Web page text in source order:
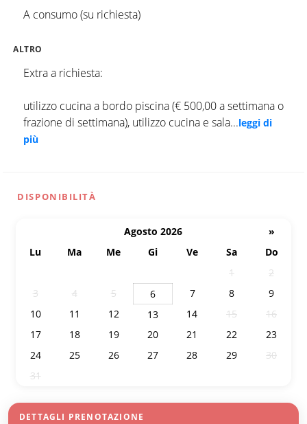
A consumo (su richiesta)
ALTRO
Extra a richiesta:
utilizzo cucina a bordo piscina (€ 500,00 a settimana o
frazione di settimana), utilizzo cucina e sala...leggi di
più
DISPONIBILITÀ
Agosto 2026
»
Lu
Ma Me Gi Ve Sa
Do
1
2
3
4 5 6 7 8
9
10
11 12 13 14 15
16
17
18 19 20 21 22
23
24
25 26 27 28 29
30
31
DETTAGLI PRENOTAZIONE